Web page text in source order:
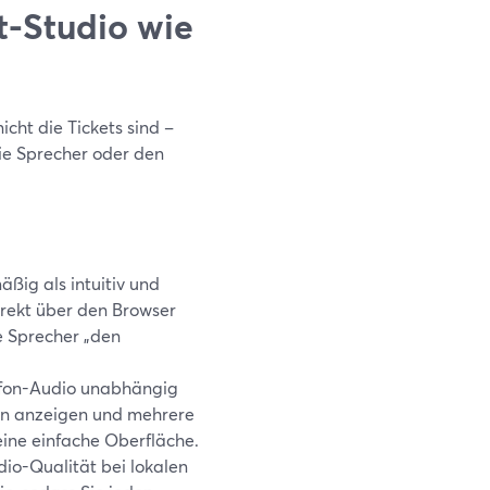
Studio wie
die Tickets sind –
Sprecher oder den
als intuitiv und
über den Browser
„den
Audio unabhängig
anzeigen und mehrere
einfache Oberfläche.
Qualität bei lokalen